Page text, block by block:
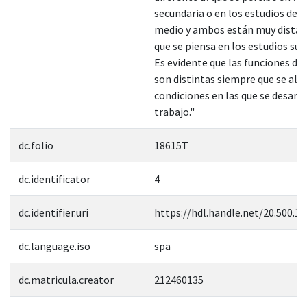
secundaria o en los estudios de
medio y ambos están muy
que se piensa en los estudios
Es evidente que las funciones
son distintas siempre que se
condiciones en las que se
trabajo."
dc.folio 18615T
dc.identificator 4
dc.identifier.uri https://hdl.handle.net/
dc.language.iso spa
dc.matricula.creator 212460135